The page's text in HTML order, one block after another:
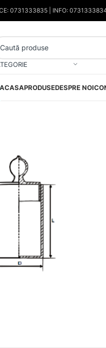
0731333835 | INFO:
ACASAPRODUSEDESPRE NOI